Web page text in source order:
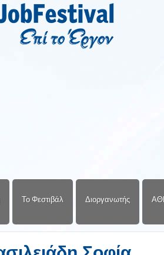
Το Φεστιβάλ Διοργανωτής